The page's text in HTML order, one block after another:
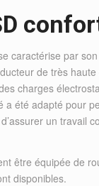
caractérise par
de très
charges
a été adapté pour
un travail
être équipée de
disponibles.